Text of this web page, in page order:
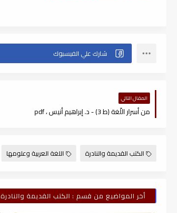
المقال التالي
من أسرار اللّغة (ط 3) - د. إبراهيم أنيس ، pdf
الكتب القديمة والنادرة اللغة العربية وعلومها
أخر المواضيع من قسم : الكتب القديمة والنادرة